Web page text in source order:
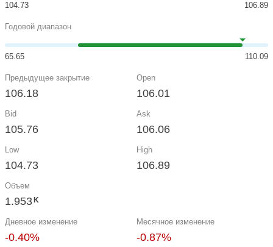
104.73 106.89
Годовой диапазон
65.65 110.09
Предыдущее закрытие
106.18
Open
106.01
Bid
105.76
Ask
106.06
Low
104.73
High
106.89
Объем
1.953 K
Дневное изменение
-0.40%
Месячное изменение
-0.87%